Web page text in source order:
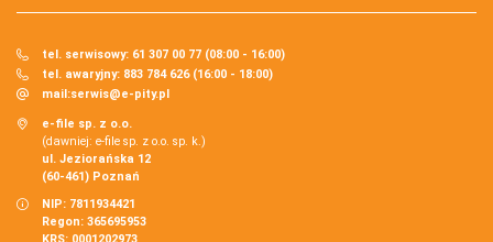
tel. serwisowy: 61 307 00 77 (08:00 - 16:00)
tel. awaryjny: 883 784 626 (16:00 - 18:00)
mail:serwis@e-pity.pl
e-file sp. z o.o.
(dawniej: e-file sp. z o.o. sp. k.)
ul. Jeziorańska 12
(60-461) Poznań
NIP: 7811934421
Regon: 365695953
KRS: 0001202973